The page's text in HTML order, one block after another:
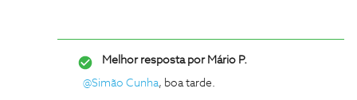
Melhor resposta porMário P.
@Simão Cunha, boa tarde.